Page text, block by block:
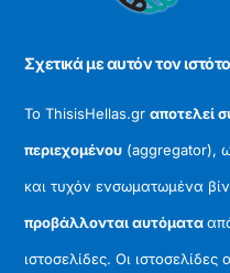
Σχετικά με αυτόν τον
Το ThisisHellas.grαποτελεί
περιεχομένου (aggregator),
και τυχόν ενσωματωμένα
προβάλλονται αυτόματα
ιστοσελίδες. Οι